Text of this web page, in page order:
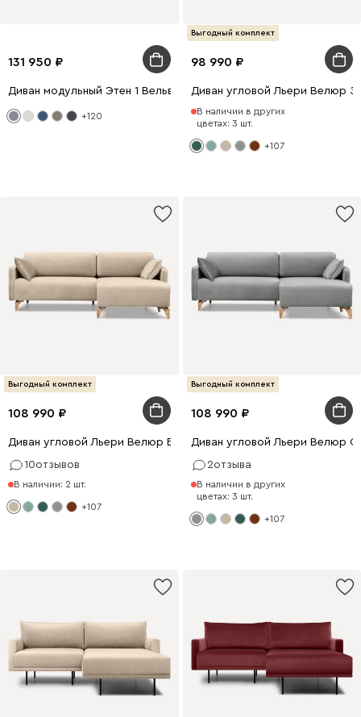
131 950
Диван модульный Этен 1 Вельвет Светло-серый
+120
Выгодный комплект
98 990
Диван угловой Льери Велюр
В наличии в других
цветах: 3 шт.
+107
Выгодный комплект
108 990
Диван угловой Льери Велюр Бежевый
10отзывов
В наличии: 2 шт.
+107
Выгодный комплект
108 990
Диван угловой Льери Велюр
2отзыва
В наличии в других
цветах: 3 шт.
+107